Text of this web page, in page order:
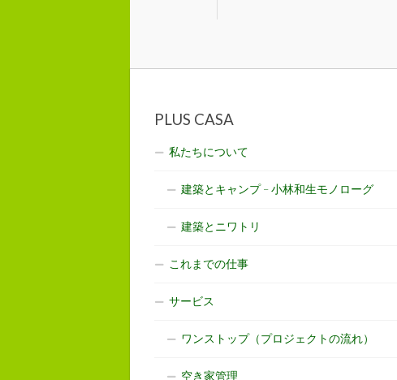
PLUS CASA
私たちについて
建築とキャンプ – 小林和生モノローグ
建築とニワトリ
これまでの仕事
サービス
ワンストップ（プロジェクトの流れ）
空き家管理